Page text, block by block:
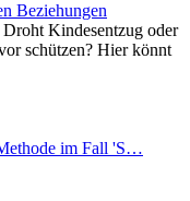
Beziehungen
Kindesentzug oder
schützen? Hier könnt
im Fall 'S…